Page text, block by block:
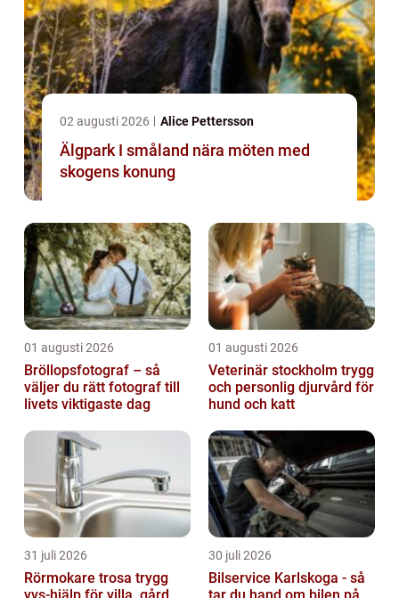
02 augusti 2026 Alice Pettersson
Älgpark I småland nära möten med
skogens konung
01 augusti 2026
Bröllopsfotograf – så
väljer du rätt fotograf till
livets viktigaste dag
01 augusti 2026
Veterinär stockholm trygg
och personlig djurvård för
hund och katt
31 juli 2026
Rörmokare trosa trygg
30 juli 2026
Bilservice Karlskoga - så